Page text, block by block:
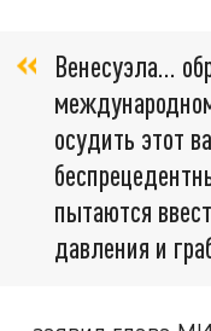
Венесуэла...
осудить этот
пытаются
давления и